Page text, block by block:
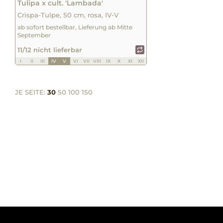
Tulipa x cult. 'Lambada'
Crispa-Tulpe, 50 cm, rosa, IV-V
ab sofort bestellbar, Lieferung ab Mitte
September
11/12 nicht lieferbar
I II III IV V VI VII VIII IX X XI XII
JE SEITE: 30 50 100 150